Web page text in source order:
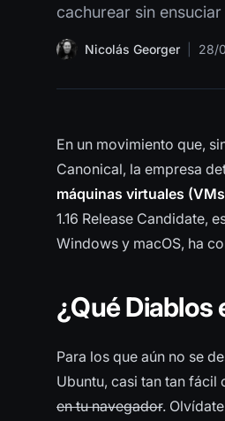
cachurear sin
Nicolás Georger 28/
En un movimiento que,
Canonical, la empresa
máquinas virtuales
1.16 Release Candidate,
Windows y macOS, ha
¿Qué Diablos
Para los que aún no se
Ubuntu, casi tan tan fácil
en tu navegador.